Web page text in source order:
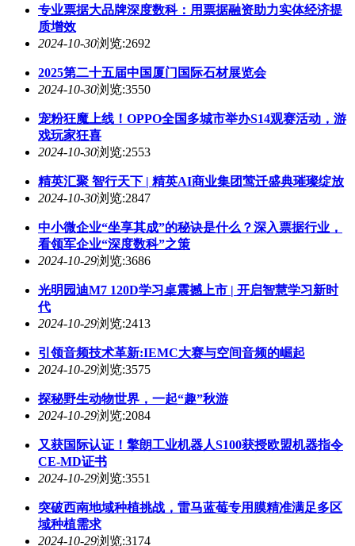
专业票据大品牌深度数科：用票据融资助力实体经济提
质增效
2024-10-30浏览:2692
2025第二十五届中国厦门国际石材展览会
2024-10-30浏览:3550
宠粉狂魔上线！OPPO全国多城市举办S14观赛活动，游
戏玩家狂喜
2024-10-30浏览:2553
精英汇聚 智行天下 | 精英AI商业集团莺迁盛典璀璨绽放
2024-10-30浏览:2847
中小微企业“坐享其成”的秘诀是什么？深入票据行业，
看领军企业“深度数科”之策
2024-10-29浏览:3686
光明园迪M7 120D学习桌震撼上市 | 开启智慧学习新时
代
2024-10-29浏览:2413
引领音频技术革新:IEMC大赛与空间音频的崛起
2024-10-29浏览:3575
探秘野生动物世界，一起“趣”秋游
2024-10-29浏览:2084
又获国际认证！擎朗工业机器人S100获授欧盟机器指令
CE-MD证书
2024-10-29浏览:3551
突破西南地域种植挑战，雷马蓝莓专用膜精准满足多区
域种植需求
2024-10-29浏览:3174